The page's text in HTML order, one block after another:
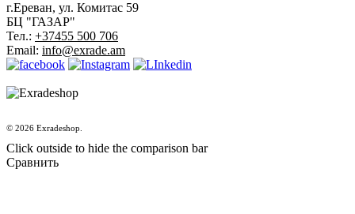
г.Ереван, ул. Комитас 59
БЦ "ГАЗАР"
Тел.: +37455 500 706
Email: info@exrade.am
© 2026 Exradeshop.
Click outside to hide the comparison bar
Сравнить